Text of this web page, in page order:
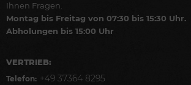
Ihnen Fragen.
Montag bis Freitag von 07:30 bis 15:30 Uhr.
Abholungen bis 15:00 Uhr
VERTRIEB:
Telefon: +49 37364 8295